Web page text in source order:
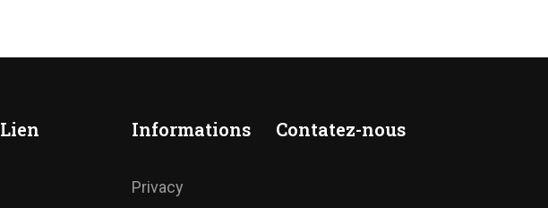
Lien Informations
Privacy
Contatez-nous